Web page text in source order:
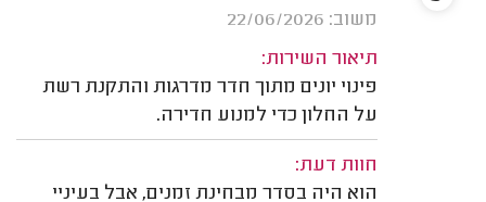
משוב: 22/06/2026
תיאור השירות:
פינוי יונים מתוך חדר מדרגות והתקנת רשת
על החלון כדי למנוע חדירה.
חוות דעת:
הוא היה בסדר מבחינת זמנים, אבל בעיניי